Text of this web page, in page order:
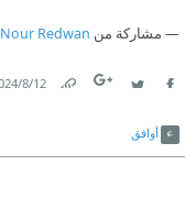
مشاركة من Nour Redwan
12‏/8‏/2024
أوافق